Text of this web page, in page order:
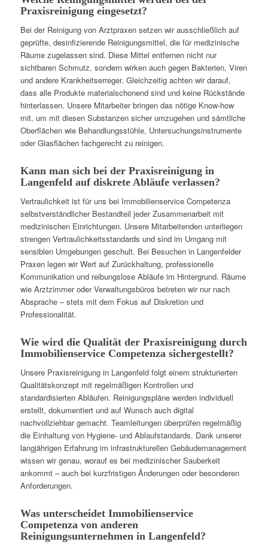
Praxisreinigung eingesetzt?
Bei der Reinigung von Arztpraxen setzen wir ausschließlich auf
geprüfte, desinfizierende Reinigungsmittel, die für medizinische
Räume zugelassen sind. Diese Mittel entfernen nicht nur
sichtbaren Schmutz, sondern wirken auch gegen Bakterien, Viren
und andere Krankheitserreger. Gleichzeitig achten wir darauf,
dass alle Produkte materialschonend sind und keine Rückstände
hinterlassen. Unsere Mitarbeiter bringen das nötige Know-how
mit, um mit diesen Substanzen sicher umzugehen und sämtliche
Oberflächen wie Behandlungsstühle, Untersuchungsinstrumente
oder Glasflächen fachgerecht zu reinigen.
Kann man sich bei der Praxisreinigung in
Langenfeld auf diskrete Abläufe verlassen?
Vertraulichkeit ist für uns bei Immobilienservice Competenza
selbstverständlicher Bestandteil jeder Zusammenarbeit mit
medizinischen Einrichtungen. Unsere Mitarbeitenden unterliegen
strengen Vertraulichkeitsstandards und sind im Umgang mit
sensiblen Umgebungen geschult. Bei Besuchen in Langenfelder
Praxen legen wir Wert auf Zurückhaltung, professionelle
Kommunikation und reibungslose Abläufe im Hintergrund. Räume
wie Arztzimmer oder Verwaltungsbüros betreten wir nur nach
Absprache – stets mit dem Fokus auf Diskretion und
Professionalität.
Wie wird die Qualität der Praxisreinigung durch
Immobilienservice Competenza sichergestellt?
Unsere Praxisreinigung in Langenfeld folgt einem strukturierten
Qualitätskonzept mit regelmäßigen Kontrollen und
standardisierten Abläufen. Reinigungspläne werden individuell
erstellt, dokumentiert und auf Wunsch auch digital
nachvollziehbar gemacht. Teamleitungen überprüfen regelmäßig
die Einhaltung von Hygiene- und Ablaufstandards. Dank unserer
langjährigen Erfahrung im infrastrukturellen Gebäudemanagement
wissen wir genau, worauf es bei medizinischer Sauberkeit
ankommt – auch bei kurzfristigen Änderungen oder besonderen
Anforderungen.
Was unterscheidet Immobilienservice
Competenza von anderen
Reinigungsunternehmen in Langenfeld?